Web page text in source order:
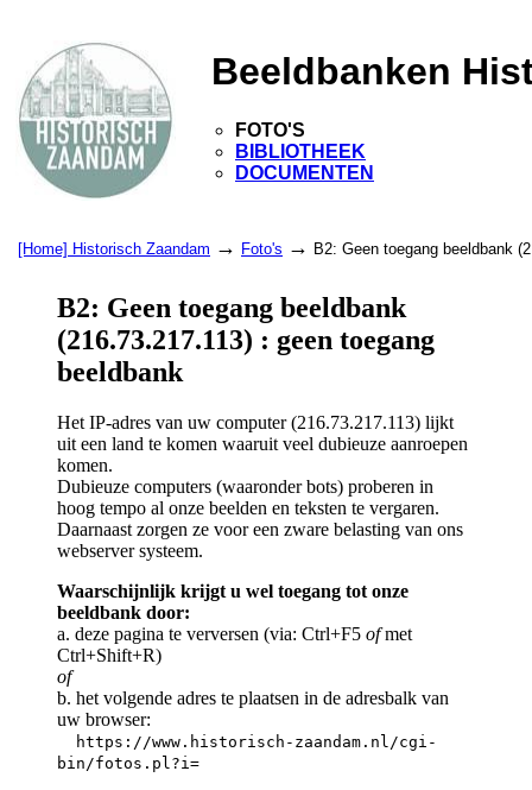
Beeldbanken
FOTO'S
BIBLIOTHEEK
DOCUMENTEN
[Home] Historisch Zaandam → Foto's → B2: Geen toegang beeldbank
B2: Geen toegang beeldbank
(216.73.217.113) : geen toegang
beeldbank
Het IP-adres van uw computer (216.73.217.113) lijkt
uit een land te komen waaruit veel dubieuze aanroepen
komen.
Dubieuze computers (waaronder bots) proberen in
hoog tempo al onze beelden en teksten te vergaren.
Daarnaast zorgen ze voor een zware belasting van ons
webserver systeem.
Waarschijnlijk krijgt u wel toegang tot onze
beeldbank door:
a. deze pagina te verversen (via: Ctrl+F5 ofmet
Ctrl+Shift+R)
of
b. het volgende adres te plaatsen in de adresbalk van
uw browser:
https://www.historisch-zaandam.nl/cgi-
bin/fotos.pl?i=